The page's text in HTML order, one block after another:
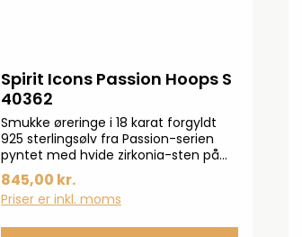
Spirit Icons Passion Hoops S
40362
Smukke øreringe i 18 karat forgyldt
925 sterlingsølv fra Passion-serien
pyntet med hvide zirkonia-sten på
for- og bagside.
845,00 kr.
Priser er inkl. moms